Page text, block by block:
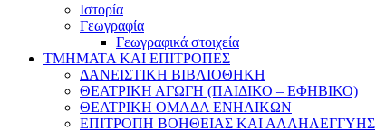
Ιστορία
Γεωγραφία
Γεωγραφικά στοιχεία
ΤΜΗΜΑΤΑ ΚΑΙ ΕΠΙΤΡΟΠΕΣ
ΔΑΝΕΙΣΤΙΚΗ ΒΙΒΛΙΟΘΗΚΗ
ΘΕΑΤΡΙΚΗ ΑΓΩΓΗ (ΠΑΙΔΙΚΟ – ΕΦΗΒΙΚΟ)
ΘΕΑΤΡΙΚΗ ΟΜΑΔΑ ΕΝΗΛΙΚΩΝ
ΕΠΙΤΡΟΠΗ ΒΟΗΘΕΙΑΣ ΚΑΙ ΑΛΛΗΛΕΓΓΥΗΣ